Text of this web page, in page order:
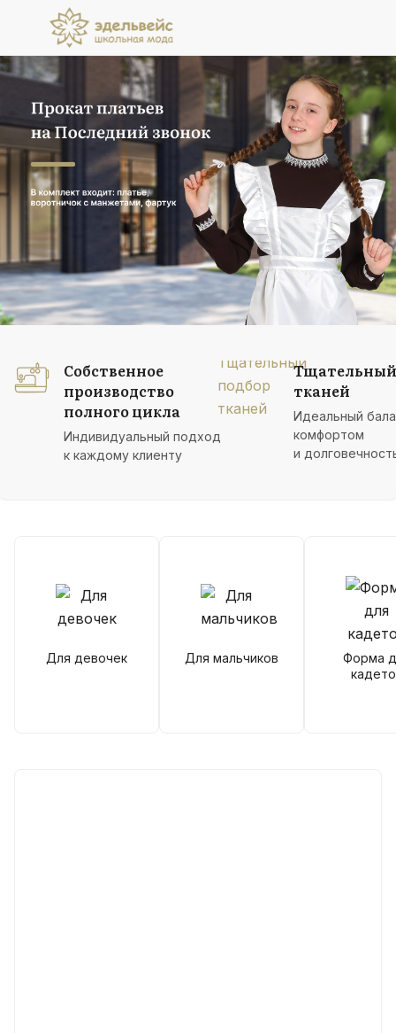
Прокат платьев
на Последний звонок
В комплект входит: платье, воротничок
с манжетами, фартук
Подробнее
Собственное
производство
полного цикла
Индивидуальный подход
к каждому клиенту
тканей
Идеальный
комфортом
и
Для девочек Для мальчиков
Форма